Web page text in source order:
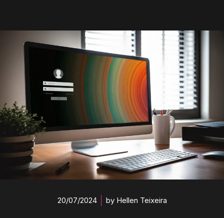
20/07/2024 byHellen Teixeira